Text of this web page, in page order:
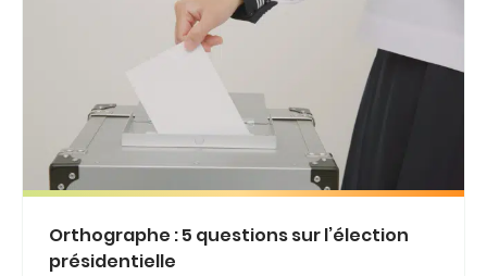
Orthographe : 5 questions sur l’élection
présidentielle